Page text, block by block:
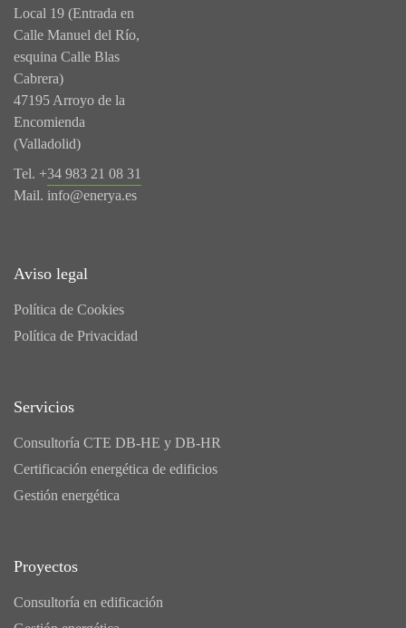
Local 19 (Entrada en
Calle Manuel del Río,
esquina Calle Blas
Cabrera)
47195 Arroyo de la
Encomienda
(Valladolid)
Tel. +34 983 21 08 31
Mail. info@enerya.es
Aviso legal
Política de Cookies
Política de Privacidad
Servicios
Consultoría CTE DB-HE y DB-HR
Certificación energética de edificios
Gestión energética
Proyectos
Consultoría en edificación